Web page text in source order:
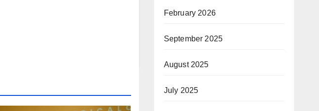
February 2026
September 2025
August 2025
July 2025